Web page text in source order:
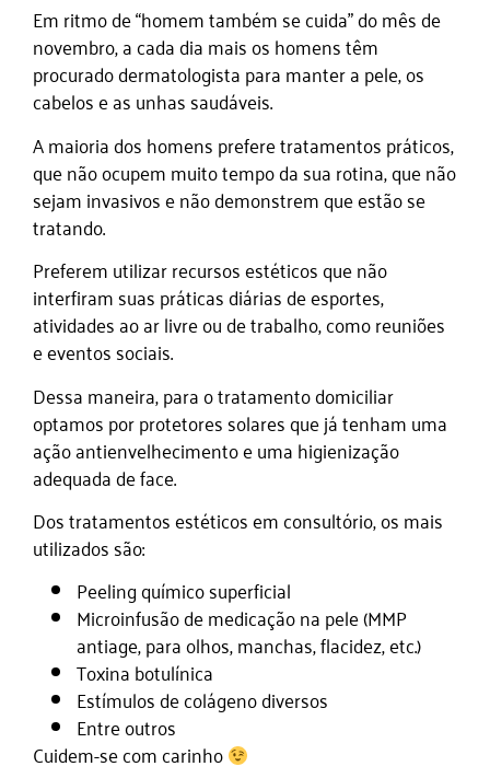
Em ritmo de “homem também se cuida” do mês de
novembro, a cada dia mais os homens têm
procurado dermatologista para manter a pele, os
cabelos e as unhas saudáveis.
A maioria dos homens prefere tratamentos práticos,
que não ocupem muito tempo da sua rotina, que não
sejam invasivos e não demonstrem que estão se
tratando.
Preferem utilizar recursos estéticos que não
interfiram suas práticas diárias de esportes,
atividades ao ar livre ou de trabalho, como reuniões
e eventos sociais.
Dessa maneira, para o tratamento domiciliar
optamos por protetores solares que já tenham uma
ação antienvelhecimento e uma higienização
adequada de face.
Dos tratamentos estéticos em consultório, os mais
utilizados são:
Peeling químico superficial
Microinfusão de medicação na pele (MMP
antiage, para olhos, manchas, flacidez, etc.)
Toxina botulínica
Estímulos de colágeno diversos
Entre outros
Cuidem-se com carinho